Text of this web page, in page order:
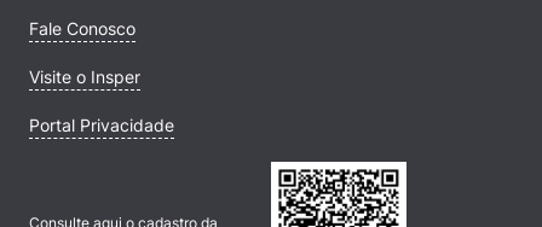
Fale Conosco
Visite o Insper
Portal Privacidade
Consulte aqui o cadastro da